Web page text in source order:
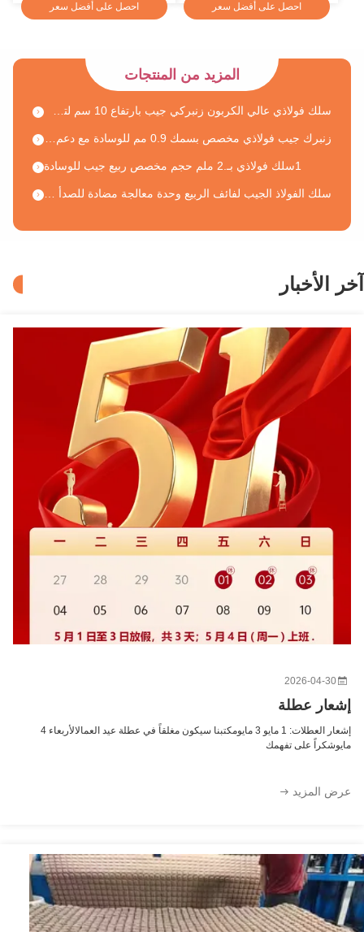
احصل على أفضل سعر
احصل على أفضل سعر
المزيد من المنتجات
1.0 مم سلك فولاذي دعم عالي زنبرك جيب مضاد للحساسية لوسائد
وسائد سلكية من الفولاذ عالي الكربون 1.2 ملم
التعبئة المضغوطة 8 سم ارتفاع الوسادة الجيب الربيع
تصميم جديد عينة مجانية وسادة ربيع جيب لشركة تصنيع وسادة
ملفات الربيع الجيبية 8 سم ارتفاع الوسادة مصنع الربيع الجيبي
صانع ربيع جيب مخصص 0.9ملم وسادة ربيع جيب
وحدة زنبرك بونيل من الفولاذ الكربوني العالي بقطر 2.3 مم مع حجم مخصص لدعم مرتبة متينة
سلك فولاذي عالي الكربون زنبركي بونيل بـ 4-7 لفات وارتفاع 60-90 ملم لدعم المرتبة
طاسة ربيعية ذات حجم مخصص مع أسلاك فولاذية عالية الكربون وضمان لمدة 10 سنوات
آخر الأخبار
2026-04-30
إشعار عطلة
إشعار العطلات: 1 مايو 3 مايومكتبنا سيكون مغلقاً في عطلة عيد العمالالأربعاء 4
مايوشكراً على تفهمك
عرض المزيد